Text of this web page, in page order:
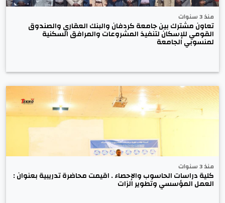
منذ 3 سنوات
تعاون مشترك بين جامعة كردفان والبنك العقاري والصندوق
القومي للإسكان لتنفيذ المشروعات والمرافق السكنية
لمنسوبي الجامعة
منذ 3 سنوات
كلية دراسات الحاسوب والإحصاء . اقيمت محاضرة تدريبية بعنوان :
العمل المؤسسي وتطوير الزات